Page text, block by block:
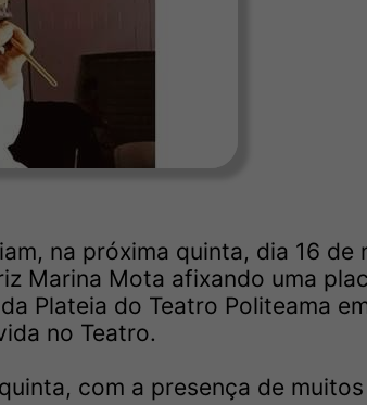
na próxima quinta, dia 16 de
Marina Mota afixando uma
Plateia do Teatro Politeama
no Teatro.
com a presença de muitos